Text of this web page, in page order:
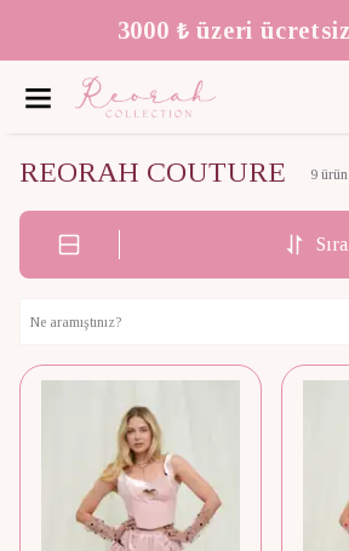
We Ship
REORAH COUTURE 9 ürün